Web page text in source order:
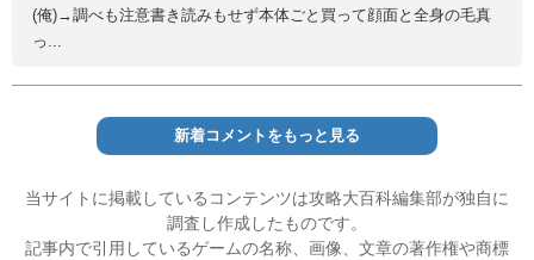
(俺)→調べも注意書き読みもせず本体ごと買って顔面と全身の毛真
っ...
新着コメントをもっと見る
当サイトに掲載しているコンテンツは攻略大百科編集部が独自に
調査し作成したものです。
記事内で引用しているゲームの名称、画像、文章の著作権や商標